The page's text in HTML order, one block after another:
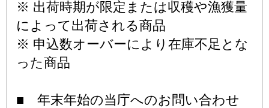
※ 出荷時期が限定または収穫や漁獲量
によって出荷される商品
※ 申込数オーバーにより在庫不足とな
った商品
■ 年末年始の当庁へのお問い合わせ